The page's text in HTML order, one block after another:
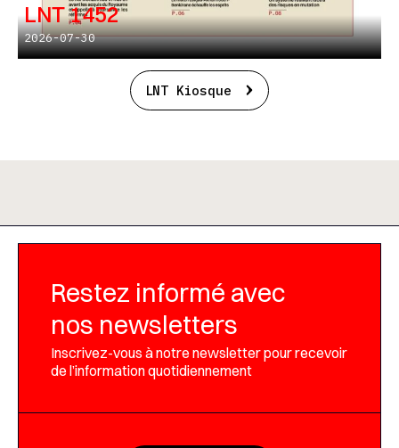
LNT 1452
2026-07-30
LNT Kiosque
Restez informé avec
nos newsletters
Inscrivez-vous à notre newsletter pour recevoir
de l’information quotidiennement